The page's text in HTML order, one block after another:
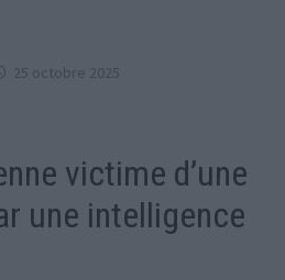
25 octobre 2025
victime d’une
une intelligence